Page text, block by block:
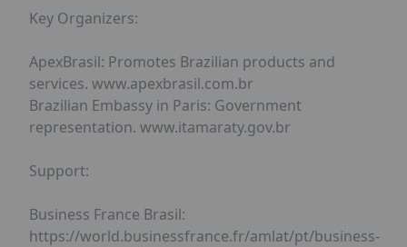
Key Organizers:
ApexBrasil: Promotes Brazilian products and
services. www.apexbrasil.com.br
Brazilian Embassy in Paris: Government
representation. www.itamaraty.gov.br
Support:
Business France Brasil:
https://world.businessfrance.fr/amlat/pt/business-